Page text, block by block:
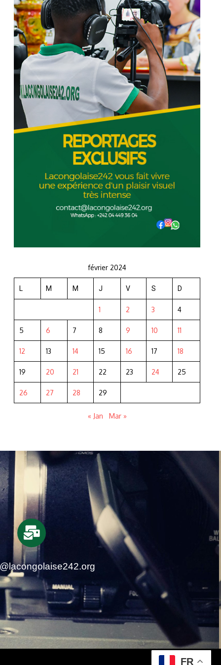
février 2024
L M M J V S D
1 2 3 4
5 6 7 8 9 10 11
12 13 14 15 16 17 18
19 20 21 22 23 24 25
26 27 28 29
« Jan Mar »
FR